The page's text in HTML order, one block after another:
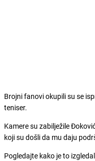
Brojni fanovi okupili su se
teniser.
Kamere su zabilježile
koji su došli da mu daju
Pogledajte kako je to